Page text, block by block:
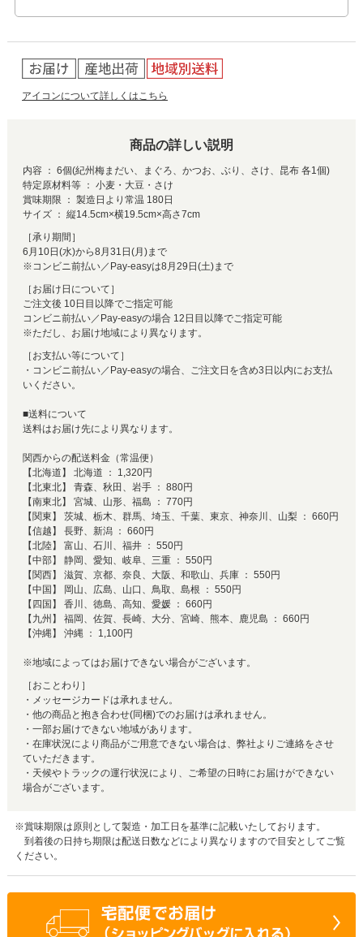
アイコンについて詳しくはこちら
商品の詳しい説明
内容 ： 6個(紀州梅まだい、まぐろ、かつお、ぶり、さけ、昆布 各1個)
特定原材料等 ： 小麦・大豆・さけ
賞味期限 ： 製造日より常温 180日
サイズ ： 縦14.5cm×横19.5cm×高さ7cm
［承り期間］
6月10日(水)から8月31日(月)まで
※コンビニ前払い／Pay-easyは8月29日(土)まで
［お届け日について］
ご注文後 10日目以降でご指定可能
コンビニ前払い／Pay-easyの場合 12日目以降でご指定可能
※ただし、お届け地域により異なります。
［お支払い等について］
・コンビニ前払い／Pay-easyの場合、ご注文日を含め3日以内にお支払
いください。
■送料について
送料はお届け先により異なります。
関西からの配送料金（常温便）
【北海道】 北海道 ： 1,320円
【北東北】 青森、秋田、岩手 ： 880円
【南東北】 宮城、山形、福島 ： 770円
【関東】 茨城、栃木、群馬、埼玉、千葉、東京、神奈川、山梨 ： 660円
【信越】 長野、新潟 ： 660円
【北陸】 富山、石川、福井 ： 550円
【中部】 静岡、愛知、岐阜、三重 ： 550円
【関西】 滋賀、京都、奈良、大阪、和歌山、兵庫 ： 550円
【中国】 岡山、広島、山口、鳥取、島根 ： 550円
【四国】 香川、徳島、高知、愛媛 ： 660円
【九州】 福岡、佐賀、長崎、大分、宮崎、熊本、鹿児島 ： 660円
【沖縄】 沖縄 ： 1,100円
※地域によってはお届けできない場合がございます。
［おことわり］
・メッセージカードは承れません。
・他の商品と抱き合わせ(同梱)でのお届けは承れません。
・一部お届けできない地域があります。
・在庫状況により商品がご用意できない場合は、弊社よりご連絡をさせ
ていただきます。
・天候やトラックの運行状況により、ご希望の日時にお届けができない
場合がございます。
※賞味期限は原則として製造・加工日を基準に記載いたしております。
到着後の日持ち期限は配送日数などにより異なりますので目安としてご覧
ください。